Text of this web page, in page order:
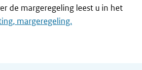
de margeregeling leest u in het
margeregeling.